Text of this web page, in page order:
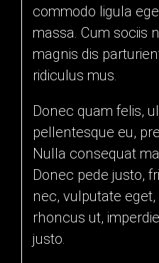
commodo ligula
massa. Cum sociis
magnis dis
ridiculus mus.
Donec quam felis,
pellentesque eu,
Nulla consequat
Donec pede justo,
nec, vulputate
rhoncus ut,
justo.